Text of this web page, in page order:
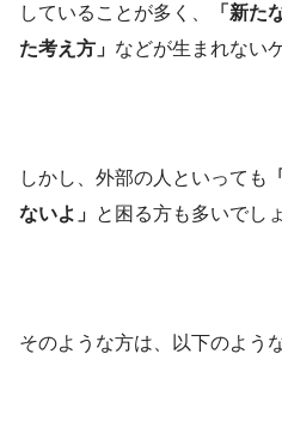
していることが多く、
「新た
た考え方」 などが生まれない
しかし、外部の人といっても
ないよ」 と困る方も多いでし
そのような方は、以下のよう